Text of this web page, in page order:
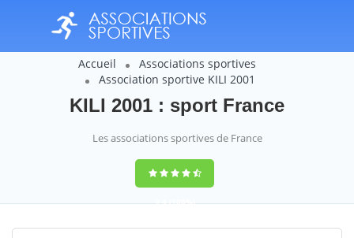
Accueil
Associations sportives
Association sportive KILI 2001
KILI 2001 : sport France
Les associations sportives de France
9,4(100%)
14358votes